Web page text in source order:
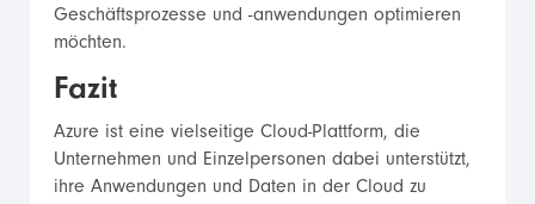
Geschäftsprozesse und -anwendungen optimieren
möchten.
Fazit
Azure ist eine vielseitige Cloud-Plattform, die
Unternehmen und Einzelpersonen dabei unterstützt,
ihre Anwendungen und Daten in der Cloud zu